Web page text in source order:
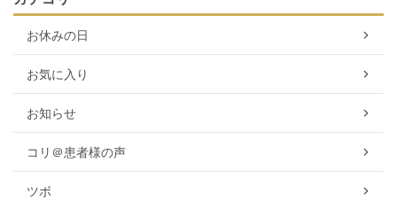
お休みの日
お気に入り
お知らせ
コリ＠患者様の声
ツボ